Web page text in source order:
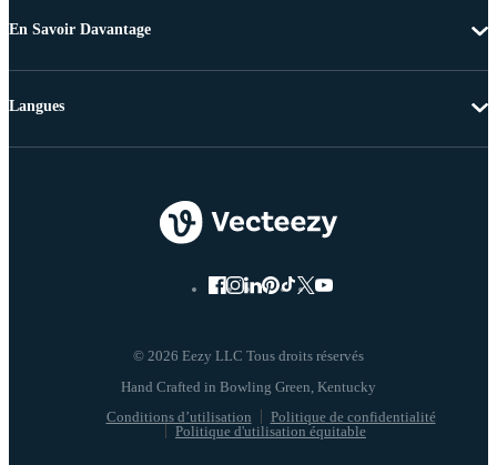
En Savoir Davantage
© 2026 Eezy LLC Tous droits réservés
Conditions d’utilisation
Politique de confidentialité
Politique d'utilisation équitable
Langues